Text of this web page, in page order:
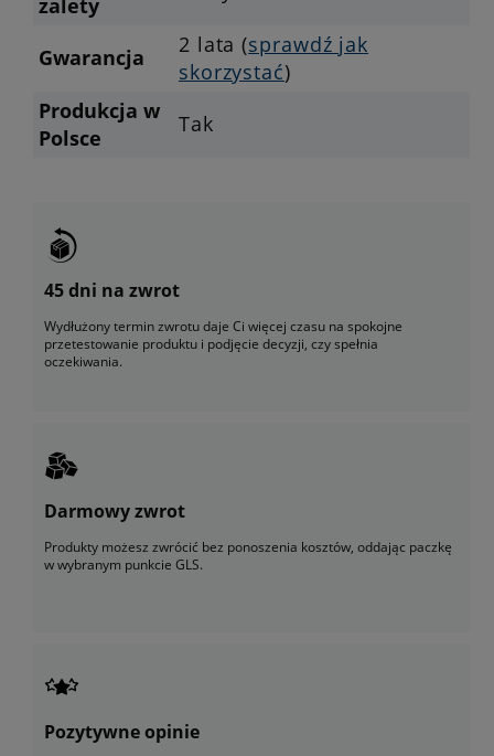
Gwarancja 2 lata (sprawdź jak
skorzystać)
Produkcja w
Polsce
Tak
45 dni na zwrot
Wydłużony termin zwrotu daje Ci więcej czasu na spokojne
przetestowanie produktu i podjęcie decyzji, czy spełnia
oczekiwania.
Darmowy zwrot
Produkty możesz zwrócić bez ponoszenia kosztów, oddając paczkę
w wybranym punkcie GLS.
Pozytywne opinie